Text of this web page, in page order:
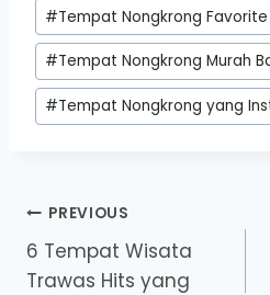
#Tempat Nongkrong Favorite
#Tempat Nongkrong Murah
#Tempat Nongkrong yang
Post
navigation
PREVIOUS
6 Tempat Wisata
Trawas Hits yang